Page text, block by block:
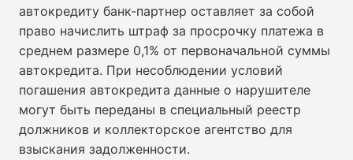
автокредиту банк-партнер оставляет за собой
право начислить штраф за просрочку платежа в
среднем размере 0,1% от первоначальной суммы
автокредита. При несоблюдении условий
погашения автокредита данные о нарушителе
могут быть переданы в специальный реестр
должников и коллекторское агентство для
взыскания задолженности.